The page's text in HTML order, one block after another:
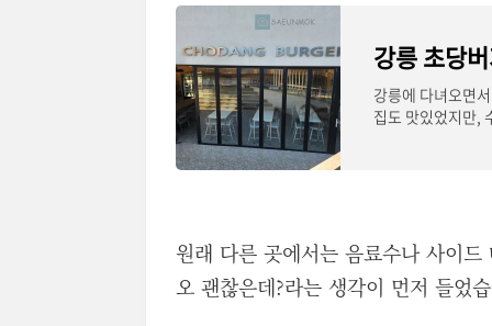
강릉에 다녀오면
집도 맛있었지만,
원래 다른 곳에서는 음료수나 사이
오 괜찮은데?라는 생각이 먼저 들었